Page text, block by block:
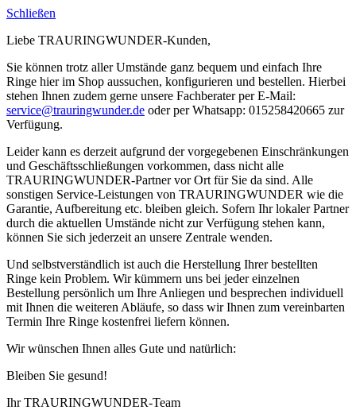
Schließen
Liebe TRAURINGWUNDER-Kunden,
Sie können trotz aller Umstände ganz bequem und einfach Ihre
Ringe hier im Shop aussuchen, konfigurieren und bestellen. Hierbei
stehen Ihnen zudem gerne unsere Fachberater per E-Mail:
service@trauringwunder.de oder per Whatsapp: 015258420665 zur
Verfügung.
Leider kann es derzeit aufgrund der vorgegebenen Einschränkungen
und Geschäftsschließungen vorkommen, dass nicht alle
TRAURINGWUNDER-Partner vor Ort für Sie da sind. Alle
sonstigen Service-Leistungen von TRAURINGWUNDER wie die
Garantie, Aufbereitung etc. bleiben gleich. Sofern Ihr lokaler Partner
durch die aktuellen Umstände nicht zur Verfügung stehen kann,
können Sie sich jederzeit an unsere Zentrale wenden.
Und selbstverständlich ist auch die Herstellung Ihrer bestellten
Ringe kein Problem. Wir kümmern uns bei jeder einzelnen
Bestellung persönlich um Ihre Anliegen und besprechen individuell
mit Ihnen die weiteren Abläufe, so dass wir Ihnen zum vereinbarten
Termin Ihre Ringe kostenfrei liefern können.
Wir wünschen Ihnen alles Gute und natürlich:
Bleiben Sie gesund!
Ihr TRAURINGWUNDER-Team